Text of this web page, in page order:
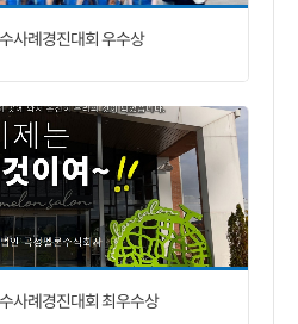
사례경진대회 우수상
사례경진대회 최우수상